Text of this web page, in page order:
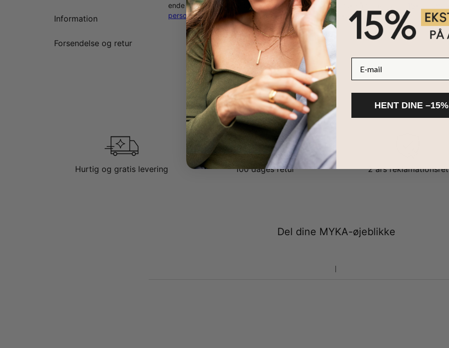
Information
Forsendelse og retur
ende til en matchende Sterling sølv Rollokæde. Den er også tilgængelig i
personlige navnehalskæder
for flere stilarter at forelske dig i.
Hurtig og gratis levering 100 dages retur 2 års reklamationsret
Del dine MYKA-øjeblikke
HENT DINE –15%